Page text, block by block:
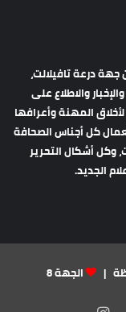
جهة درعة تافيلالت،
والاطلاع على
المهنة وأعرافها
كل أجناس الصحافة
وكل أشكال التحرير
الجديد.
الجهة 8